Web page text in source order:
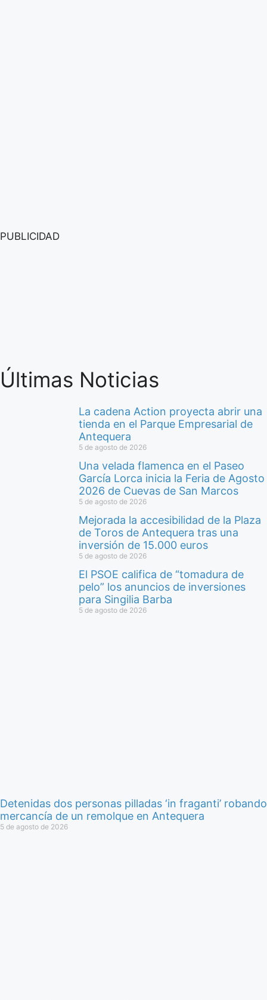
PUBLICIDAD
Últimas Noticias
La cadena Action proyecta abrir una
tienda en el Parque Empresarial de
Antequera
5 de agosto de 2026
Una velada flamenca en el Paseo
García Lorca inicia la Feria de Agosto
2026 de Cuevas de San Marcos
5 de agosto de 2026
Mejorada la accesibilidad de la Plaza
de Toros de Antequera tras una
inversión de 15.000 euros
5 de agosto de 2026
El PSOE califica de “tomadura de
pelo” los anuncios de inversiones
para Singilia Barba
5 de agosto de 2026
Detenidas dos personas pilladas ‘in fraganti’ robando
mercancía de un remolque en Antequera
5 de agosto de 2026